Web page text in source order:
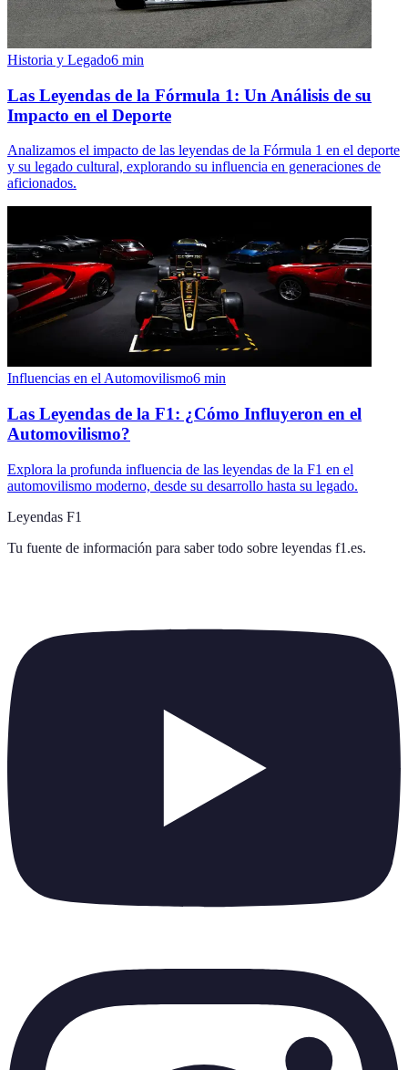
Historia y Legado6 min
Las Leyendas de la Fórmula 1: Un Análisis de su
Impacto en el Deporte
Analizamos el impacto de las leyendas de la Fórmula 1 en el deporte
y su legado cultural, explorando su influencia en generaciones de
aficionados.
Influencias en el Automovilismo6 min
Las Leyendas de la F1: ¿Cómo Influyeron en el
Automovilismo?
Explora la profunda influencia de las leyendas de la F1 en el
automovilismo moderno, desde su desarrollo hasta su legado.
Leyendas F1
Tu fuente de información para saber todo sobre leyendas f1.es.